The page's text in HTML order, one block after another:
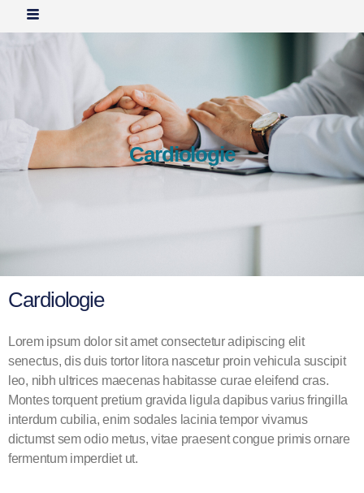
Cardiologie
Cardiologie
Lorem ipsum dolor sit amet consectetur adipiscing elit
senectus, dis duis tortor litora nascetur proin vehicula suscipit
leo, nibh ultrices maecenas habitasse curae eleifend cras.
Montes torquent pretium gravida ligula dapibus varius fringilla
interdum cubilia, enim sodales lacinia tempor vivamus
dictumst sem odio metus, vitae praesent congue primis ornare
fermentum imperdiet ut.